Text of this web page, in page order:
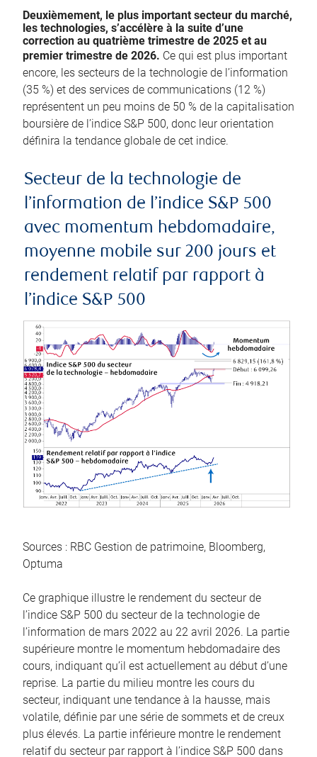
Deuxièmement, le plus important secteur du marché,
les technologies, s’accélère à la suite d’une
correction au quatrième trimestre de 2025 et au
premier trimestre de 2026. Ce qui est plus important
encore, les secteurs de la technologie de l’information
(35 %) et des services de communications (12 %)
représentent un peu moins de 50 % de la capitalisation
boursière de l’indice S&P 500, donc leur orientation
définira la tendance globale de cet indice.
Secteur de la technologie de
l’information de l’indice S&P 500
avec momentum hebdomadaire,
moyenne mobile sur 200 jours et
rendement relatif par rapport à
l’indice S&P 500
Sources : RBC Gestion de patrimoine, Bloomberg,
Optuma
Ce graphique illustre le rendement du secteur de
l’indice S&P 500 du secteur de la technologie de
l’information de mars 2022 au 22 avril 2026. La partie
supérieure montre le momentum hebdomadaire des
cours, indiquant qu’il est actuellement au début d’une
reprise. La partie du milieu montre les cours du
secteur, indiquant une tendance à la hausse, mais
volatile, définie par une série de sommets et de creux
plus élevés. La partie inférieure montre le rendement
relatif du secteur par rapport à l’indice S&P 500 dans